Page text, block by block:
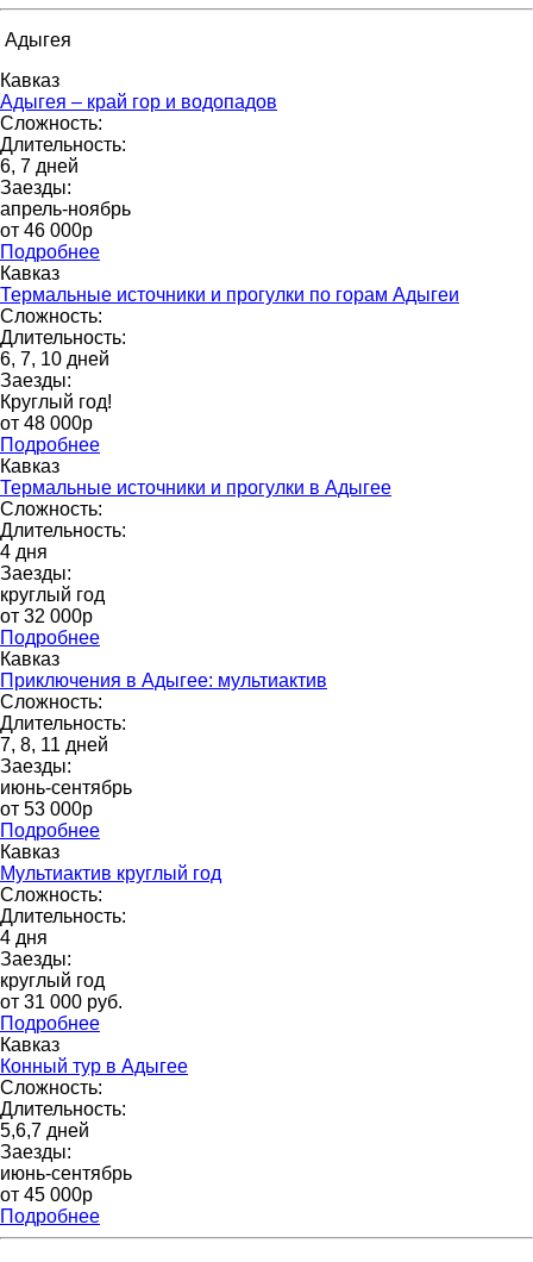
Адыгея
Кавказ
Адыгея – край гор и водопадов
Сложность:
Длительность:
6, 7 дней
Заезды:
апрель-ноябрь
от 46 000p
Подробнее
Кавказ
Термальные источники и прогулки по горам Адыгеи
Сложность:
Длительность:
6, 7, 10 дней
Заезды:
Круглый год!
от 48 000p
Подробнее
Кавказ
Термальные источники и прогулки в Адыгее
Сложность:
Длительность:
4 дня
Заезды:
круглый год
от 32 000p
Подробнее
Кавказ
Приключения в Адыгее: мультиактив
Сложность:
Длительность:
7, 8, 11 дней
Заезды:
июнь-сентябрь
от 53 000p
Подробнее
Кавказ
Мультиактив круглый год
Сложность:
Длительность:
4 дня
Заезды:
круглый год
от 31 000 pуб.
Подробнее
Кавказ
Конный тур в Адыгее
Сложность:
Длительность:
5,6,7 дней
Заезды:
июнь-сентябрь
от 45 000p
Подробнее